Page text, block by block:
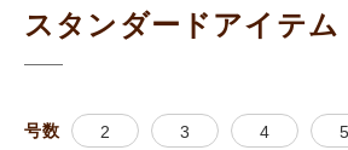
スタンダードアイテム
号数 2 3 4 5